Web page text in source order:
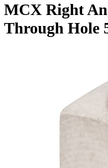
MCX Right
Through Hole